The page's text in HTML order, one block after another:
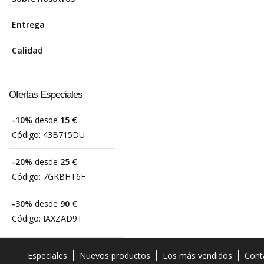
Entrega
Calidad
Ofertas Especiales
-10% desde 15 €
Código: 43B715DU
-20% desde 25 €
Código: 7GKBHT6F
-30% desde 90 €
Código: IAXZAD9T
Especiales Nuevos productos Los más vendidos